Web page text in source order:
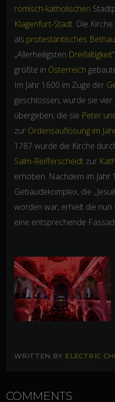
römisch-katholischen
Klagenfurt-Stadt. Die
als protestantisches
„Allerheiligsten Dreifaltigkeit
größte in Österreich
Im Jahr 1600 im Zuge der
geschlossen, wurde sie
übergeben, die sie Peter
zur Ordensauflösung im
1787 wurde die Kirche
Salm-Reifferscheidt zur
erhoben. Nachdem im Jahr
Gebäudekomplex, die
worden war, erhielt die
eine entsprechende
WRITTEN BY ELECTRIC
COMMENTS